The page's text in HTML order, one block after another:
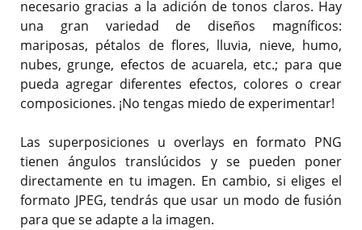
necesario gracias a la adición de tonos claros. Hay
una gran variedad de diseños magníficos:
mariposas, pétalos de flores, lluvia, nieve, humo,
nubes, grunge, efectos de acuarela, etc.; para que
pueda agregar diferentes efectos, colores o crear
composiciones. ¡No tengas miedo de experimentar!
Las superposiciones u overlays en formato PNG
tienen ángulos translúcidos y se pueden poner
directamente en tu imagen. En cambio, si eliges el
formato JPEG, tendrás que usar un modo de fusión
para que se adapte a la imagen.